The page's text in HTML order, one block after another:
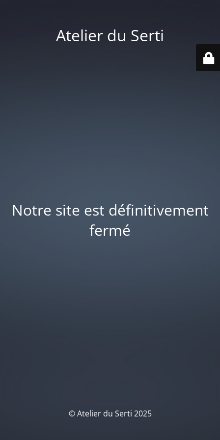
Atelier du Serti
Notre site est définitivement
fermé
© Atelier du Serti 2025